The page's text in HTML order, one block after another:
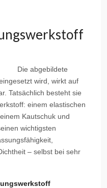
Die abgebildete
wird, wirkt auf
Tatsächlich besteht sie
einem elastischen
Kautschuk und
wichtigsten
– selbst bei sehr